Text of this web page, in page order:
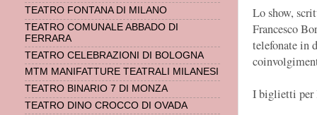
Lo show,
Francesco
telefonate in
I biglietti per
TEATRO FONTANA DI MILANO
TEATRO COMUNALE ABBADO DI
FERRARA
TEATRO CELEBRAZIONI DI BOLOGNA
MTM MANIFATTURE TEATRALI MILANESI
TEATRO BINARIO 7 DI MONZA
TEATRO DINO CROCCO DI OVADA